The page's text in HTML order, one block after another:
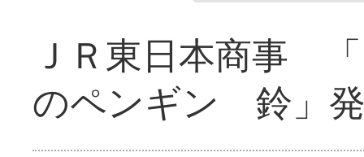
ＪＲ東日本商事
のペンギン 鈴」